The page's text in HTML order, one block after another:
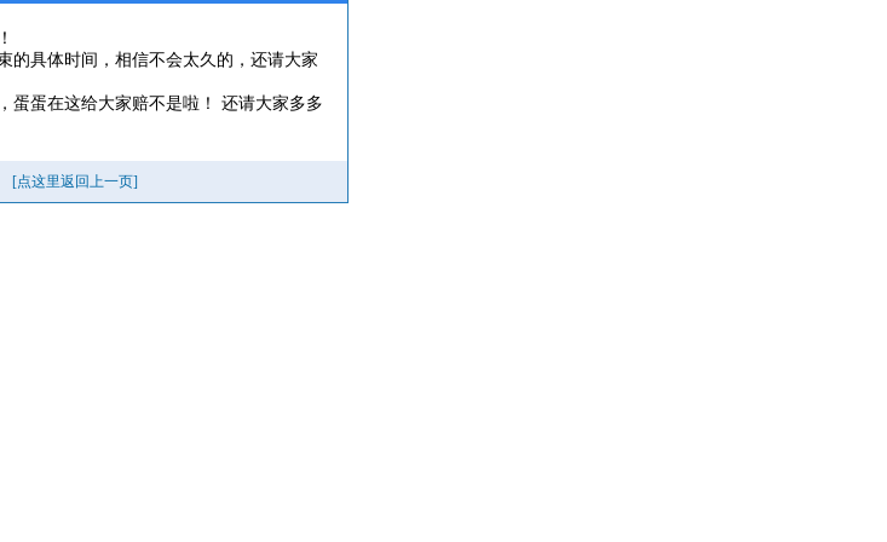
的具体时间，相信不会太久的，还请大家
蛋蛋在这给大家赔不是啦！ 还请大家多多
[点这里返回上一页]